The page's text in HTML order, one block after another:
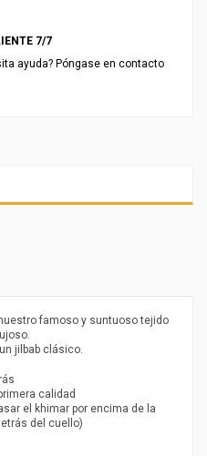
7/7
ayuda? Póngase en contacto
famoso y suntuoso tejido
jilbab clásico.
calidad
el khimar por encima de la
del cuello)